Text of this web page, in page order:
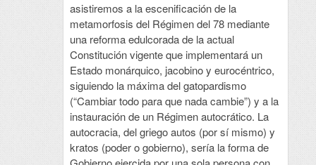
asistiremos a la escenificación de la
metamorfosis del Régimen del 78 mediante
una reforma edulcorada de la actual
Constitución vigente que implementará un
Estado monárquico, jacobino y eurocéntrico,
siguiendo la máxima del gatopardismo
(“Cambiar todo para que nada cambie”) y a la
instauración de un Régimen autocrático. La
autocracia, del griego autos (por sí mismo) y
kratos (poder o gobierno), sería la forma de